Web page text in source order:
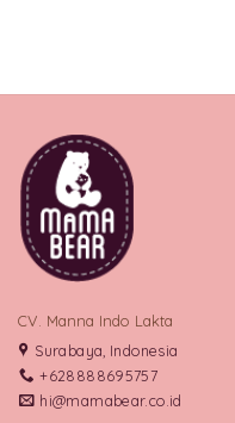
CV. Manna Indo Lakta
Surabaya, Indonesia
+628888695757
hi@mamabear.co.id